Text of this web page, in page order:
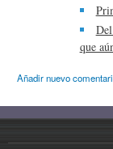
que
Añadir nuevo